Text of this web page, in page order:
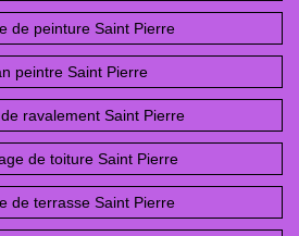
de peinture Saint Pierre
peintre Saint Pierre
ravalement Saint Pierre
de toiture Saint Pierre
de terrasse Saint Pierre